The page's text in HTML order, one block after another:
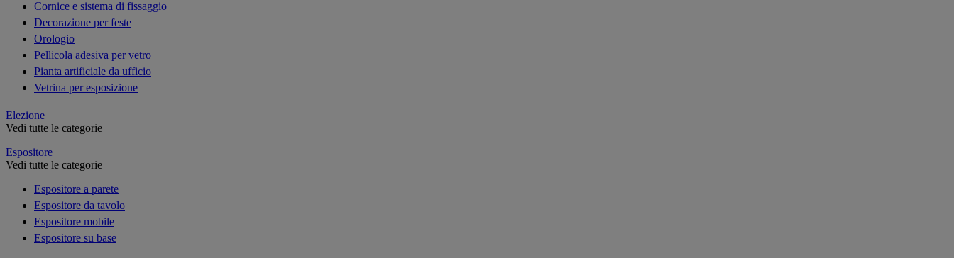
Cornice e sistema di fissaggio
Decorazione per feste
Orologio
Pellicola adesiva per vetro
Pianta artificiale da ufficio
Vetrina per esposizione
Elezione
Vedi tutte le categorie
Espositore
Vedi tutte le categorie
Espositore a parete
Espositore da tavolo
Espositore mobile
Espositore su base